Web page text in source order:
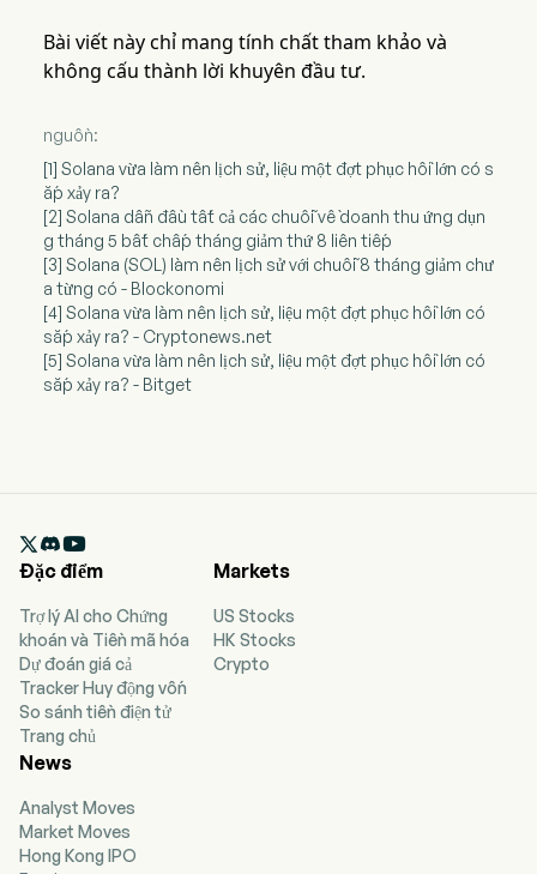
Bài viết này chỉ mang tính chất tham khảo và
không cấu thành lời khuyên đầu tư.
nguồn:
[1] Solana vừa làm nên lịch sử, liệu một đợt phục hồi lớn có s
ắp xảy ra?
[2] Solana dẫn đầu tất cả các chuỗi về doanh thu ứng dụn
g tháng 5 bất chấp tháng giảm thứ 8 liên tiếp
[3] Solana (SOL) làm nên lịch sử với chuỗi 8 tháng giảm chư
a từng có - Blockonomi
[4] Solana vừa làm nên lịch sử, liệu một đợt phục hồi lớn có
sắp xảy ra? - Cryptonews.net
[5] Solana vừa làm nên lịch sử, liệu một đợt phục hồi lớn có
sắp xảy ra? - Bitget

Đặc điểm
Trợ lý AI cho Chứng
khoán và Tiền mã hóa
Dự đoán giá cả
Tracker Huy động vốn
So sánh tiền điện tử
Trang chủ
Markets
US Stocks
HK Stocks
Crypto
News
Analyst Moves
Market Moves
Hong Kong IPO